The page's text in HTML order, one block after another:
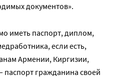
документов».
иметь паспорт, диплом,
если есть,
Армении, Киргизии,
паспорт гражданина своей